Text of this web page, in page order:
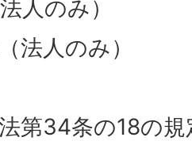
人のみ）
法人のみ）
第34条の18の